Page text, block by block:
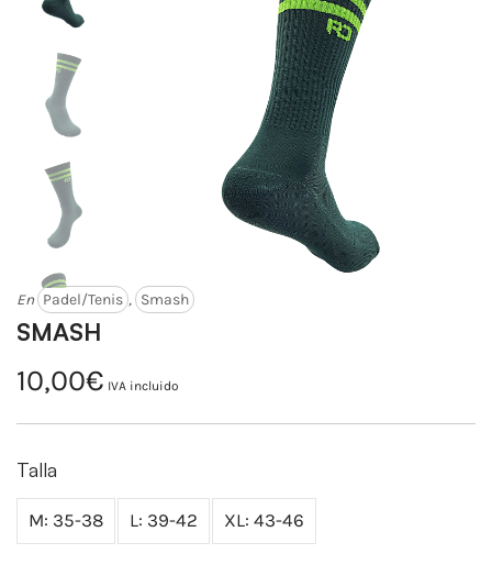
En Padel/Tenis , Smash
SMASH
10,00€ IVA incluido
Talla
M: 35-38 L: 39-42 XL: 43-46